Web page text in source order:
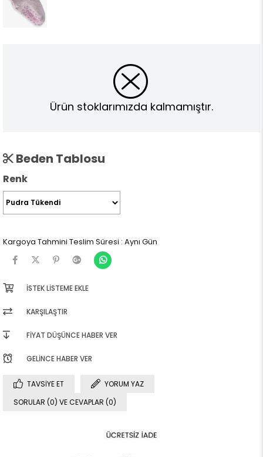
Ürün stoklarımızda kalmamıştır.
Beden Tablosu
Renk
Kargoya Tahmini Teslim Süresi : Aynı Gün
İSTEK LISTEME EKLE
KARŞILAŞTIR
FIYAT DÜŞÜNCE HABER VER
GELINCE HABER VER
TAVSIYE ET
YORUM YAZ
SORULAR (0) VE CEVAPLAR (0)